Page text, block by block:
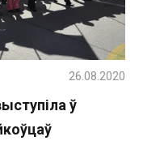
ў
26.08.2020